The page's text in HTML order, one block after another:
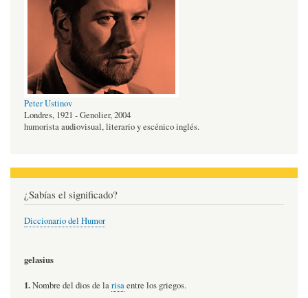
Peter Ustinov
Londres, 1921 - Genolier, 2004
humorista audiovisual, literario y escénico inglés.
¿Sabías el significado?
Diccionario del Humor
gelasius
1.Nombre del dios de larisaentre los griegos.